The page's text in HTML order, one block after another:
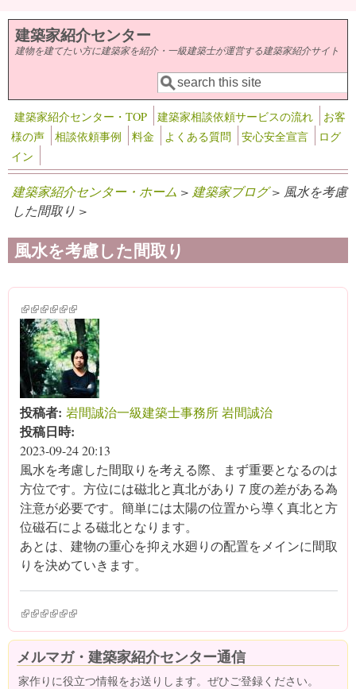
メインコンテンツに移動
建築家紹介センター
建物を建てたい方に建築家を紹介・一級建築士が運営する建築家紹介サイト
検索フォーム
検索
建築家紹介センター・TOP 建築家相談依頼サービスの流れ
お客
様の声
相談依頼事例 料金 よくある質問 安心安全宣言
ログ
イン
建築家紹介センター・ホーム > 建築家ブログ> 風水を考慮
した間取り >
風水を考慮した間取り
(link is external)
(link is external)
(link is external)
(link is external)
(link is external)
(link is external)
投稿者: 岩間誠治一級建築士事務所 岩間誠治
投稿日時:
2023-09-24 20:13
風水を考慮した間取りを考える際、まず重要となるのは
方位です。方位には磁北と真北があり７度の差がある為
注意が必要です。簡単には太陽の位置から導く真北と方
位磁石による磁北となります。
あとは、建物の重心を抑え水廻りの配置をメインに間取
りを決めていきます。
(link is external)
(link is external)
(link is external)
(link is external)
(link is external)
(link is external)
メルマガ・建築家紹介センター通信
家作りに役立つ情報をお送りします。ぜひご登録ください。